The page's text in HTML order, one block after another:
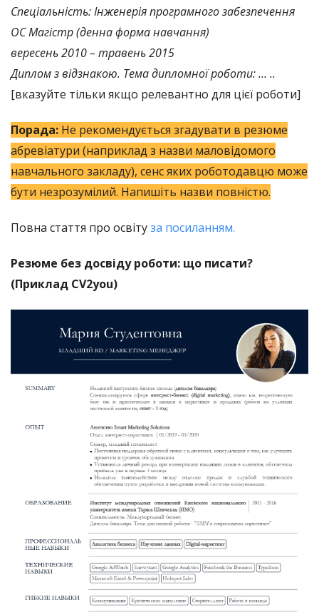
Спеціальність: Інженерія програмного забезпечення
ОС Магістр (денна форма навчання)
вересень 2010 – травень 2015
Диплом з відзнакою. Тема дипломної роботи: … ..
[вказуйте тільки якщо релевантно для цієї роботи]
Порада: Не рекомендується згадувати в резюме
абревіатури (наприклад з назви маловідомого
навчального закладу), сенс яких роботодавцю може
бути незрозумілий. Напишіть назви повністю.
Повна стаття про освітуза посиланням.
Резюме без досвіду роботи: що писати?
(Приклад СV2you)